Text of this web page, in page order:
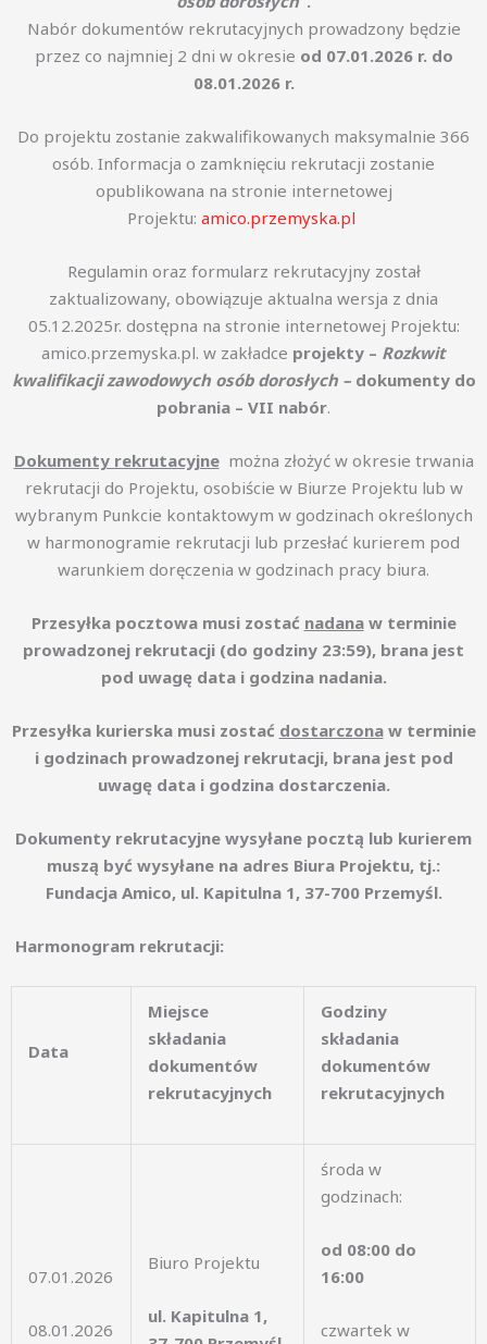
Nabór dokumentów rekrutacyjnych prowadzony będzie
przez co najmniej 2 dni w okresie od 07.01.2026 r. do
08.01.2026 r.
Do projektu zostanie zakwalifikowanych maksymalnie 366
osób. Informacja o zamknięciu rekrutacji zostanie
opublikowana na stronie internetowej
Projektu: amico.przemyska.pl
Regulamin oraz formularz rekrutacyjny został
zaktualizowany, obowiązuje aktualna wersja z dnia
05.12.2025r. dostępna na stronie internetowej Projektu:
amico.przemyska.pl. w zakładce projekty – Rozkwit
kwalifikacji zawodowych osób dorosłych – dokumenty do
pobrania – VII nabór.
Dokumenty rekrutacyjnemożna złożyć w okresie trwania
rekrutacji do Projektu, osobiście w Biurze Projektu lub w
wybranym Punkcie kontaktowym w godzinach określonych
w harmonogramie rekrutacji lub przesłać kurierem pod
warunkiem doręczenia w godzinach pracy biura.
Przesyłka pocztowa musi zostać nadanaw terminie
prowadzonej rekrutacji (do godziny 23:59), brana jest
pod uwagę data i godzina nadania.
Przesyłka kurierska musi zostać dostarczonaw terminie
i godzinach prowadzonej rekrutacji, brana jest pod
uwagę data i godzina dostarczenia.
Dokumenty rekrutacyjne wysyłane pocztą lub kurierem
muszą być wysyłane na adres Biura Projektu, tj.:
Fundacja Amico, ul. Kapitulna 1, 37-700 Przemyśl.
Harmonogram rekrutacji:
Data
Miejsce
składania
dokumentów
rekrutacyjnych
Godziny
składania
dokumentów
rekrutacyjnych
07.01.2026
08.01.2026
Biuro Projektu
ul. Kapitulna 1,
środa w
godzinach:
od 08:00 do
16:00
czwartek w